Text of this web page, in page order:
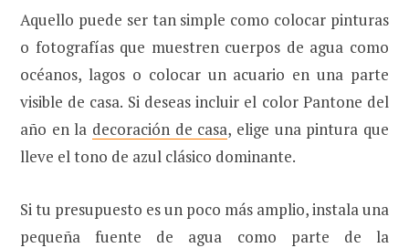
Aquello puede ser tan simple como colocar pinturas
o fotografías que muestren cuerpos de agua como
océanos, lagos o colocar un acuario en una parte
visible de casa. Si deseas incluir el color Pantone del
año en la decoración de casa, elige una pintura que
lleve el tono de azul clásico dominante.
Si tu presupuesto es un poco más amplio, instala una
pequeña fuente de agua como parte de la